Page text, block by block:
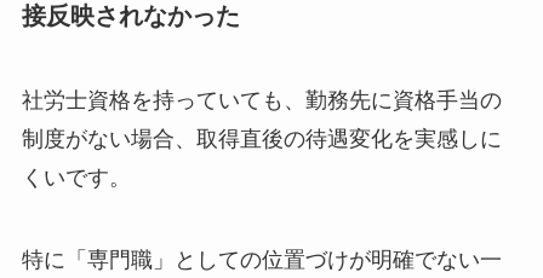
接反映されなかった
社労士資格を持っていても、勤務先に資格手当の
制度がない場合、取得直後の待遇変化を実感しに
くいです。
特に「専門職」としての位置づけが明確でない一